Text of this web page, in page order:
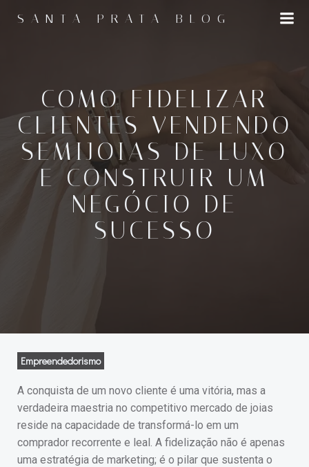
para
SANTA PRATA BLOG
COMO FIDELIZAR
CLIENTES VENDENDO
SEMIJOIAS DE LUXO
E CONSTRUIR UM
NEGÓCIO DE
SUCESSO
Empreendedorismo
A conquista de um novo cliente é uma vitória, mas a
verdadeira maestria no competitivo mercado de joias
reside na capacidade de transformá-lo em um
comprador recorrente e leal. A fidelização não é apenas
uma estratégia de marketing; é o pilar que sustenta o